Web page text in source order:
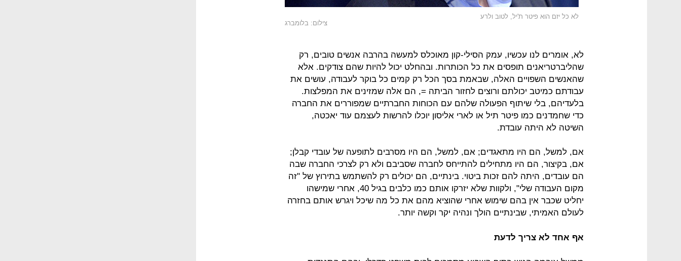
לא כל יזם הוא פיטר ת'יל, לטוב ולרע
צילום: בלומברג
לא, אומרים לנו עכשיו, עמק הסילי-קון מאוכלס למעשה בהרבה אנשים טובים, רק
שהליברטריאנים תופסים את כל הכותרות. ובהחלט יכול להיות שהם צודקים. אלא
שהאנשים השפויים האלה, שבאמת בסך הכל רק קמים כל בוקר לעבודה, עושים את
עבודתם כמיטב יכולתם ורוצים לחזור הביתה =, הם אלה שמזינים את המפלצות.
בלעדיהם, בלי שיתוף הפעולה שלהם עם הכוחות החברתיים שמפוררים את החברה
כדי שחמדנים כמו פיטר תיל או לארי אליסון יוכלו להרשות לעצמם עוד יאכטה,
השיטה לא היתה עובדת.
אם, למשל, הם היו מתאגדים; אם, למשל, הם היו מסרבים לתופעה של עובדי קבלן;
אם, בקיצור, הם היו מתחילים להתייחס לחברה שסביבם ולא רק לצרכי החברה שבה
הם עובדים, היתה להם זכות ביטוי. בינתיים, הם יכולים רק להשתמש בתירוץ של "זה
מקום העבודה שלי", ולקוות שלא יזרקו אותם כמו כלבים בגיל 40, אחרי שמישהו
יחליט שכבר אין בהם שימוש אחרי שהוציא מהם את כל מה שיכל ויגרש אותם בחזרה
לעולם האמיתי, שבינתיים הולך ונהיה יקר וקשה יותר.
אף אחד לא צריך לדעת